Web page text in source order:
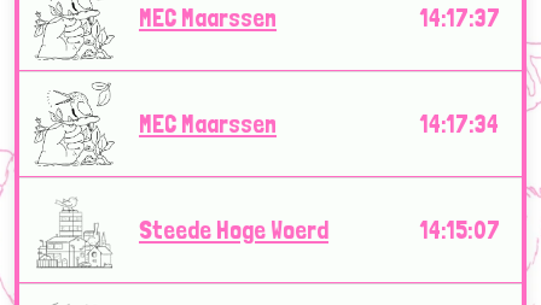
MEC Maarssen 14:17:37
MEC Maarssen 14:17:34
Steede Hoge Woerd 14:15:07